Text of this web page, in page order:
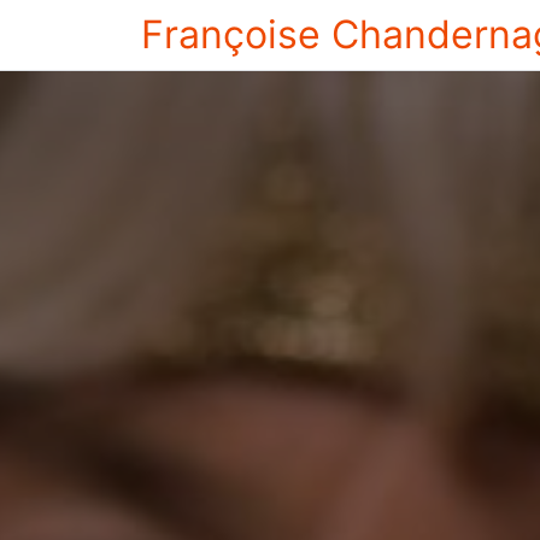
Françoise